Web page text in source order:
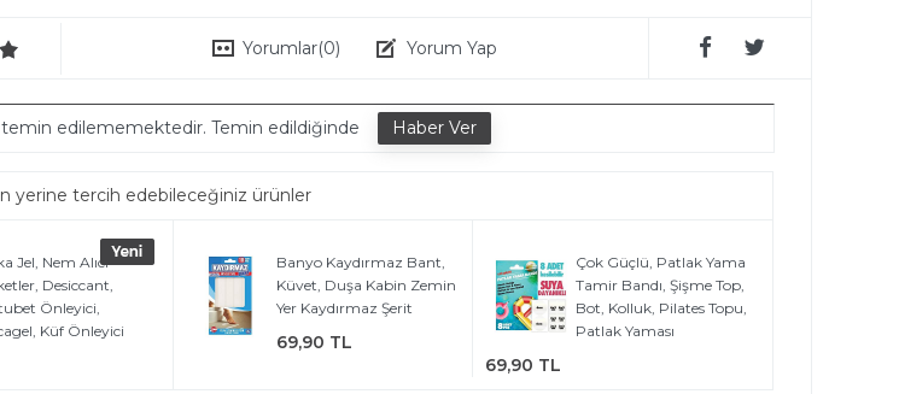
Yorumlar(0) Yorum Yap
temin edilememektedir. Temin edildiğinde
yerine tercih edebileceğiniz ürünler
Jel, Nem Alıcı
Desiccant,
Önleyici,
Küf Önleyici
Banyo Kaydırmaz Bant,
Küvet, Duşa Kabin Zemin
Yer Kaydırmaz Şerit
69,90 TL
Çok Güçlü, Patlak Yama
Tamir Bandı, Şişme Top,
Bot, Kolluk, Pilates Topu,
Patlak Yaması
69,90 TL